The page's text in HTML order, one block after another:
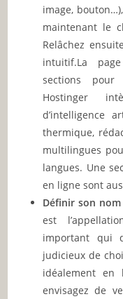
image,
maintenant le
Relâchez
intuitif.La
sections pour
Hostinger
d’intelligence
thermique,
multilingues
langues. Une
en ligne sont
Définir son
est
important qui
judicieux de
idéalement en
envisagez de